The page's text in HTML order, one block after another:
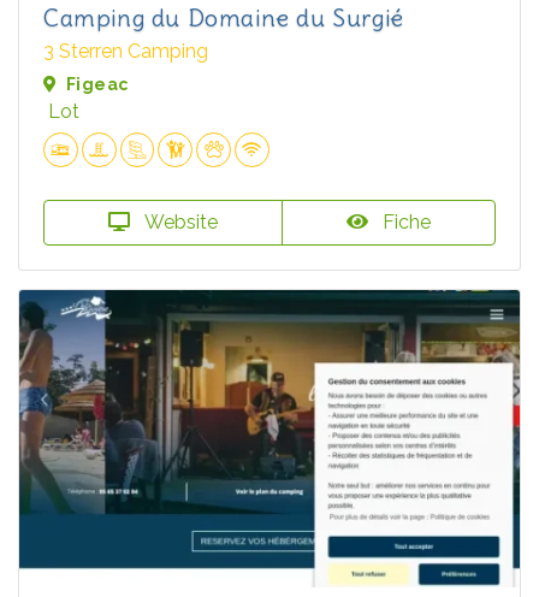
Camping du Domaine du Surgié
3 Sterren Camping
Figeac
Lot
Website Fiche